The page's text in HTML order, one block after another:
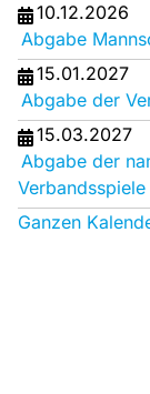
10.12.2026
Abgabe
15.01.2027
Abgabe der
15.03.2027
Abgabe der
Verbandsspiele
Ganzen